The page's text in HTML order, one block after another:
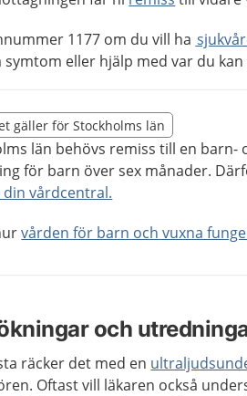
1177 om du vill ha
eller hjälp med var du kan
gäller region Stockholms län
gäller för Stockholms län
län behövs remiss till en barn-
för barn över sex månader.
vårdcentral.
vården för barn och vuxna
regionala tillägget från region
och
räcker det med en
Oftast vill läkaren också